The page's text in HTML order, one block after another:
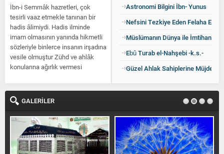
İbn-i Semmâk hazretleri, çok
tesirli vaaz etmekle tanınan bir
hadis âlimiydi. Hadis ilminde
imam olmasının yanında hikmetli
sözleriyle binlerce insanın irşadına
vesile olmuştur Zühd ve ahlâk
konularına ağırlık vermesi
rahmetullahi aleyhin görüşleri
önemle...
Astronomi Bilgini İbn- Yunus
Nefsini Tezkiye Eden Felaha Erer
Müslümanın Dünya ile İmtihanı
Ebû Turab el-Nahşebi -k.s.-
Güzel Ahlak Sahiplerine Müjdeler
GALERİLER